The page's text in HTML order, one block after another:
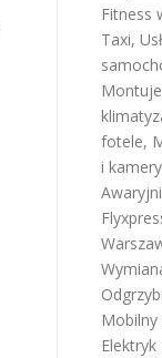
Fitness
Taxi,
fotele,
i
Mobilny